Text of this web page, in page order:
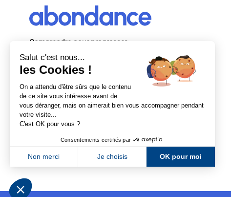
Comprendre pour progresser
Abondance, le premier média d’actualité
autour du SEO et des moteurs de recherche
en France.